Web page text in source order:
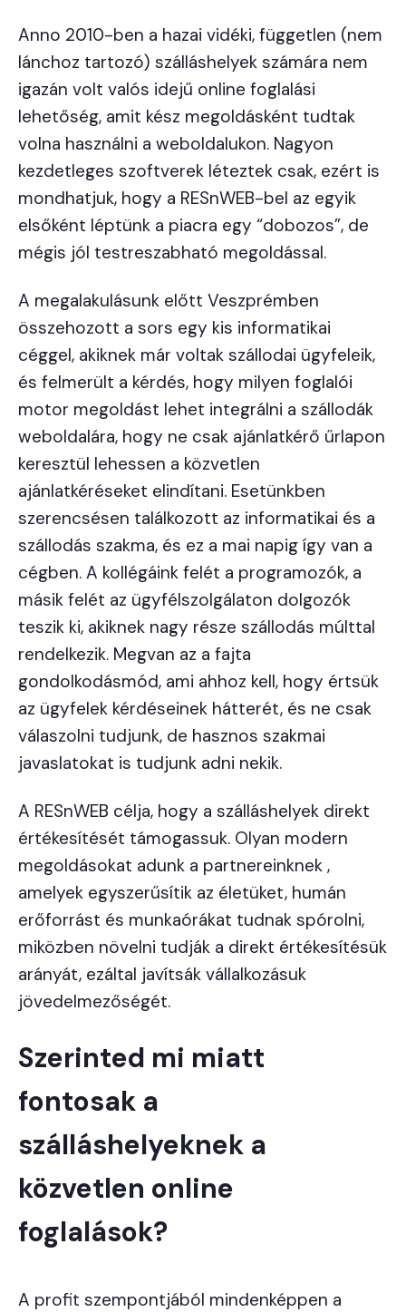
Anno 2010-ben a hazai vidéki, független (nem
lánchoz tartozó) szálláshelyek számára nem
igazán volt valós idejű online foglalási
lehetőség, amit kész megoldásként tudtak
volna használni a weboldalukon. Nagyon
kezdetleges szoftverek léteztek csak, ezért is
mondhatjuk, hogy a RESnWEB-bel az egyik
elsőként léptünk a piacra egy “dobozos”, de
mégis jól testreszabható megoldással.
A megalakulásunk előtt Veszprémben
összehozott a sors egy kis informatikai
céggel, akiknek már voltak szállodai ügyfeleik,
és felmerült a kérdés, hogy milyen foglalói
motor megoldást lehet integrálni a szállodák
weboldalára, hogy ne csak ajánlatkérő űrlapon
keresztül lehessen a közvetlen
ajánlatkéréseket elindítani. Esetünkben
szerencsésen találkozott az informatikai és a
szállodás szakma, és ez a mai napig így van a
cégben. A kollégáink felét a programozók, a
másik felét az ügyfélszolgálaton dolgozók
teszik ki, akiknek nagy része szállodás múlttal
rendelkezik. Megvan az a fajta
gondolkodásmód, ami ahhoz kell, hogy értsük
az ügyfelek kérdéseinek hátterét, és ne csak
válaszolni tudjunk, de hasznos szakmai
javaslatokat is tudjunk adni nekik.
A RESnWEB célja, hogy a szálláshelyek direkt
értékesítését támogassuk. Olyan modern
megoldásokat adunk a partnereinknek ,
amelyek egyszerűsítik az életüket, humán
erőforrást és munkaórákat tudnak spórolni,
miközben növelni tudják a direkt értékesítésük
arányát, ezáltal javítsák vállalkozásuk
jövedelmezőségét.
Szerinted mi miatt
fontosak a
szálláshelyeknek a
közvetlen online
foglalások?
A profit szempontjából mindenképpen a